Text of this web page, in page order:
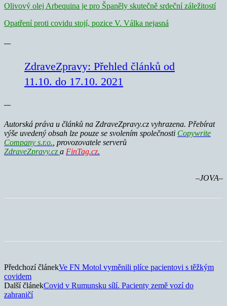
Olivový olej Arbequina je pro Španěly skutečně srdeční záležitostí
Opatření proti covidu stojí, pozice V. Válka nejasná
—
ZdraveZpravy: Přehled článků od
11.10. do 17.10. 2021
—
Autorská práva u článků na ZdraveZpravy.cz vyhrazena. Přebírat
výše uvedený obsah lze pouze se svolením společnosti Copywrite
Company s.r.o. , provozovatele serverů
ZdraveZpravy.cz a FinTag.cz.
–JOVA–
Předchozí článekVe FN Motol vyměnili plíce pacientovi s těžkým
covidem
Další článekCovid v Rumunsku sílí. Pacienty země vozí do
zahraničí